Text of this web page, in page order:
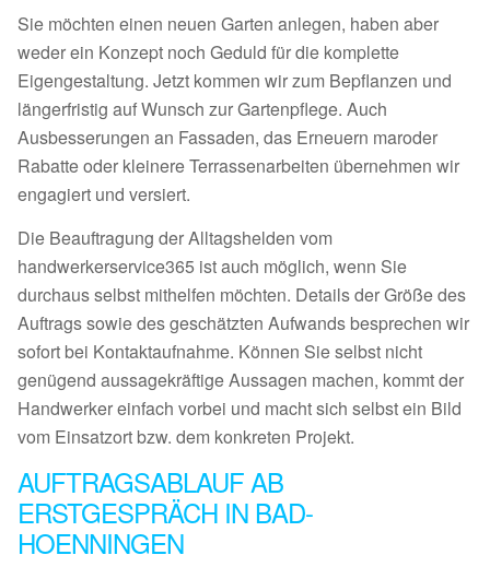
Sie möchten einen neuen Garten anlegen, haben aber
weder ein Konzept noch Geduld für die komplette
Eigengestaltung. Jetzt kommen wir zum Bepflanzen und
längerfristig auf Wunsch zur Gartenpflege. Auch
Ausbesserungen an Fassaden, das Erneuern maroder
Rabatte oder kleinere Terrassenarbeiten übernehmen wir
engagiert und versiert.
Die Beauftragung der Alltagshelden vom
handwerkerservice365 ist auch möglich, wenn Sie
durchaus selbst mithelfen möchten. Details der Größe des
Auftrags sowie des geschätzten Aufwands besprechen wir
sofort bei Kontaktaufnahme. Können Sie selbst nicht
genügend aussagekräftige Aussagen machen, kommt der
Handwerker einfach vorbei und macht sich selbst ein Bild
vom Einsatzort bzw. dem konkreten Projekt.
AUFTRAGSABLAUF AB
ERSTGESPRÄCH IN BAD-
HOENNINGEN